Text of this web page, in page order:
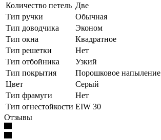
Количество петель Две
Тип ручки
Обычная
Тип доводчика
Эконом
Тип окна
Квадратное
Тип решетки
Нет
Тип отбойника
Узкий
Тип покрытия
Порошковое напыление
Цвет
Серый
Тип фрамуги
Нет
Тип огнестойкости EIW 30
Отзывы